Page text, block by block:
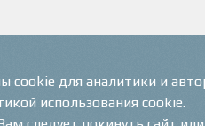
cookie для аналитики и
использования cookie.